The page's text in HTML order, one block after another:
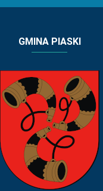
GMINA PIASKI